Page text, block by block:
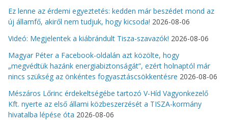
Ez lenne az érdemi egyeztetés: kedden már beszédet mond az
új államfő, akiről nem tudjuk, hogy kicsoda! 2026-08-06
Videó: Megjelentek a kiábrándult Tisza-szavazók! 2026-08-06
Magyar Péter a Facebook-oldalán azt közölte, hogy
„megvédtük hazánk energiabiztonságát”, ezért holnaptól már
nincs szükség az önkéntes fogyasztáscsökkentésre 2026-08-06
Mészáros Lőrinc érdekeltségébe tartozó V-Híd Vagyonkezelő
Kft. nyerte az első állami közbeszerzését a TISZA-kormány
hivatalba lépése óta 2026-08-06